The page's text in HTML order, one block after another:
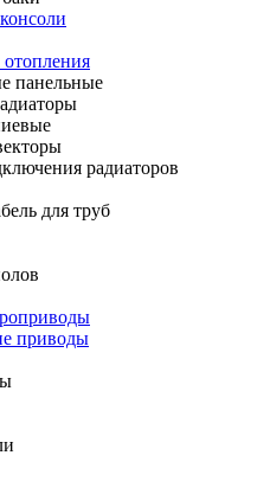
панельные
радиаторов
для труб
приводы